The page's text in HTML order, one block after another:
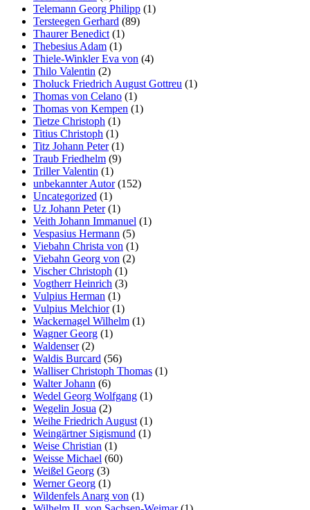
Telemann Georg Philipp (1)
Tersteegen Gerhard (89)
Thaurer Benedict (1)
Thebesius Adam (1)
Thiele-Winkler Eva von (4)
Thilo Valentin (2)
Tholuck Friedrich August Gottreu (1)
Thomas von Celano (1)
Thomas von Kempen (1)
Tietze Christoph (1)
Titius Christoph (1)
Titz Johann Peter(1)
Traub Friedhelm (9)
Triller Valentin (1)
unbekannter Autor(152)
Uncategorized (1)
Uz Johann Peter(1)
Veith Johann Immanuel (1)
Vespasius Hermann (5)
Viebahn Christa von (1)
Viebahn Georg von (2)
Vischer Christoph (1)
Vogtherr Heinrich (3)
Vulpius Herman (1)
Vulpius Melchior(1)
Wackernagel Wilhelm (1)
Wagner Georg (1)
Waldenser(2)
Waldis Burcard (56)
Walliser Christoph Thomas (1)
Walter Johann (6)
Wedel Georg Wolfgang (1)
Wegelin Josua (2)
Weihe Friedrich August (1)
Weingärtner Sigismund (1)
Weise Christian (1)
Weisse Michael (60)
Weißel Georg (3)
Werner Georg (1)
Wildenfels Anarg von (1)